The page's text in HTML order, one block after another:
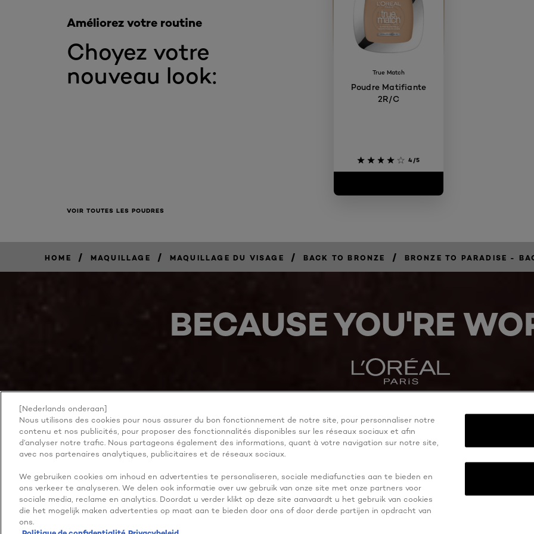
Choyez votre
nouveau look:
Améliorez votre routine
True Match
Poudre Matifiante
2R/C
4/5
VOIR TOUTES LES POUDRES
HOME / MAQUILLAGE / MAQUILLAGE DU VISAGE / BACK TO BRONZE / BRONZE TO PARADISE -
BECAUSE YOU'RE
PLUS À EXPLORER ADDRESS
Instagram
Facebook
YouTube
[Nederlands onderaan]
Nous utilisons des cookies pour nous assurer du bon fonctionnement de notre site, pour personnaliser notre
contenu et nos publicités, pour proposer des fonctionnalités disponibles sur les réseaux sociaux et afin
d’analyser notre trafic. Nous partageons également des informations, quant à votre navigation sur notre site,
avec nos partenaires analytiques, publicitaires et de réseaux sociaux.
We gebruiken cookies om inhoud en advertenties te personaliseren, sociale mediafuncties aan te bieden en
ons verkeer te analyseren. We delen ook informatie over uw gebruik van onze site met onze partners voor
sociale media, reclame en analytics. Doordat u verder klikt op deze site aanvaardt u het gebruik van cookies
die het mogelijk maken advertenties op maat aan te bieden door ons of door derde partijen in opdracht van
ons.